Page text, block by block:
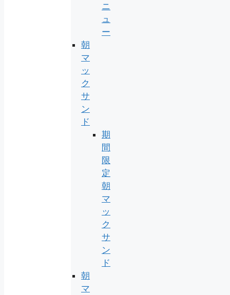
ニ
ュ
ー
朝
マ
ッ
ク
サ
ン
ド
期
間
限
定
朝
マ
ッ
ク
サ
ン
ド
朝
マ